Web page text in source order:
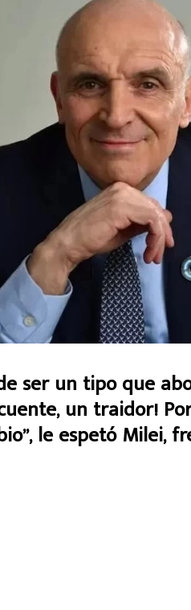
ser un tipo que
un traidor!
le espetó Milei,